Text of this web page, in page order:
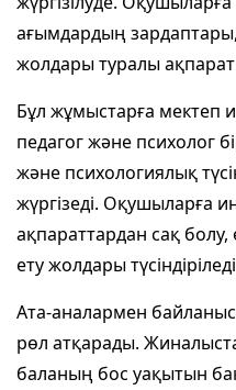
ағымдардың
жолдары туралы ақпарат
Бұл жұмыстарға мектеп
педагог және психолог
және психологиялық
жүргізеді. Оқушыларға
ақпараттардан сақ болу,
ету жолдары
Ата-аналармен
рөл атқарады.
баланың бос уақытын